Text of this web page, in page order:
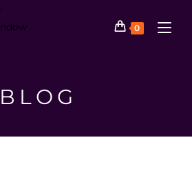
0
BLOG